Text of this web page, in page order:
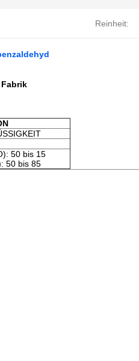
Reinheit:
Fabrik
50 bis 15
50 bis 85